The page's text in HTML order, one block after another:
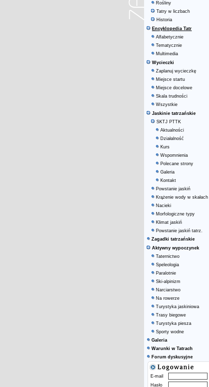
Rośliny
Tatry w liczbach
Historia
Encyklopedia Tatr
Alfabetycznie
Tematycznie
Multimedia
Wycieczki
Zaplanuj wycieczkę
Miejsce startu
Miejsce docelowe
Skala trudności
Wszystkie
Jaskinie tatrzańskie
SKTJ PTTK
Aktualności
Działalność
Kurs
Wspomnienia
Polecane strony
Galeria
Kontakt
Powstanie jaskiń
Krążenie wody w skałach
Nacieki
Morfologiczne typy
Klimat jaskiń
Powstanie jaskiń tatrz.
Zagadki tatrzańskie
Aktywny wypoczynek
Taternictwo
Speleologia
Paralotnie
Ski-alpinizm
Narciarstwo
Na rowerze
Turystyka jaskiniowa
Trasy biegowe
Turystyka piesza
Sporty wodne
Galeria
Warunki w Tatrach
Forum dyskusyjne
E-mail
Hasło